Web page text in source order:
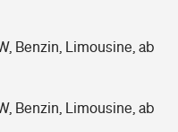
Benzin, Limousine, ab
Benzin, Limousine, ab